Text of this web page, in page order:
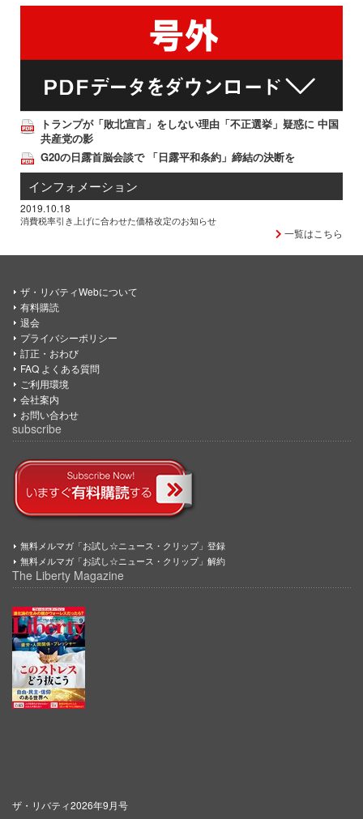
トランプが「敗北宣言」をしない理由「不正選挙」疑惑に 中国
共産党の影
G20の日露首脳会談で 「日露平和条約」締結の決断を
インフォメーション
2019.10.18
消費税率引き上げに合わせた価格改定のお知らせ
一覧はこちら
ザ・リバティWebについて
有料購読
退会
プライバシーポリシー
訂正・おわび
FAQ よくある質問
ご利用環境
会社案内
お問い合わせ
subscribe
無料メルマガ「お試し☆ニュース・クリップ」登録
無料メルマガ「お試し☆ニュース・クリップ」解約
The Liberty Magazine
ザ・リバティ2026年9月号